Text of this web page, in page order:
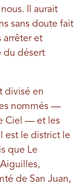
Il aurait
sans doute fait
arrêter et
du désert
divisé en
nommés —
Ciel — et les
est le district le
que Le
de San Juan,